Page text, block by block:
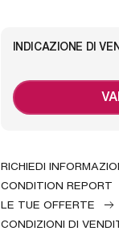
INDICAZIONE DI
RICHIEDI
CONDITION REPORT
LE TUE OFFERTE
CONDIZIONI DI